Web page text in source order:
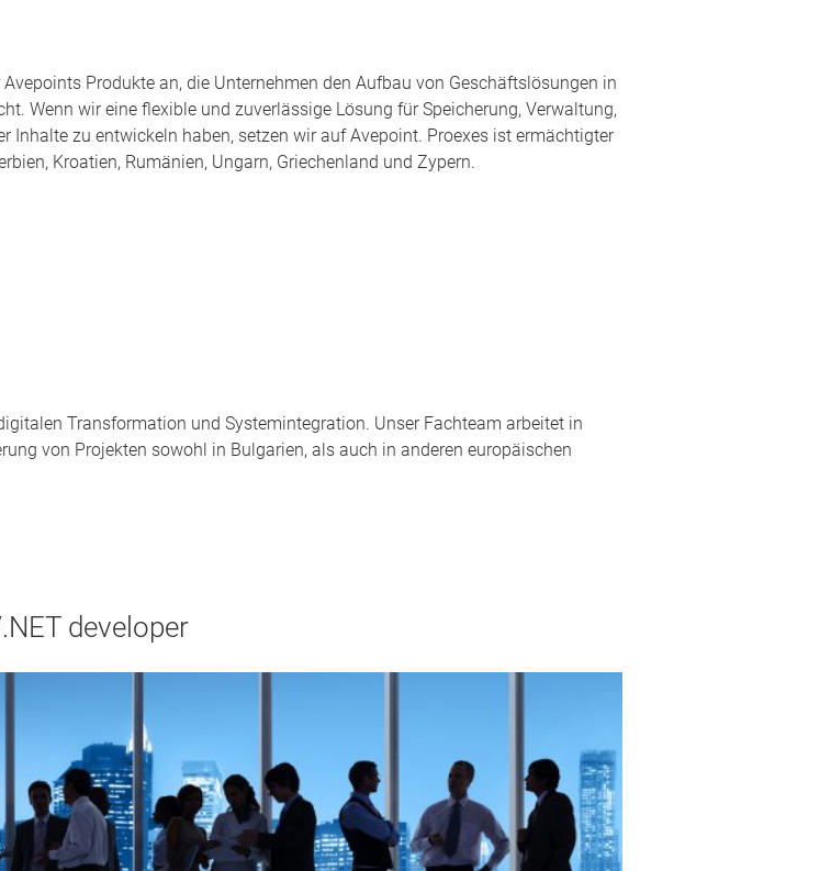
Produkte an, die Unternehmen den Aufbau von Geschäftslösungen in
Wenn wir eine flexible und zuverlässige Lösung für Speicherung, Verwaltung,
zu entwickeln haben, setzen wir auf Avepoint. Proexes ist ermächtigter
Kroatien, Rumänien, Ungarn, Griechenland und Zypern.
Transformation und Systemintegration. Unser Fachteam arbeitet in
von Projekten sowohl in Bulgarien, als auch in anderen europäischen
developer